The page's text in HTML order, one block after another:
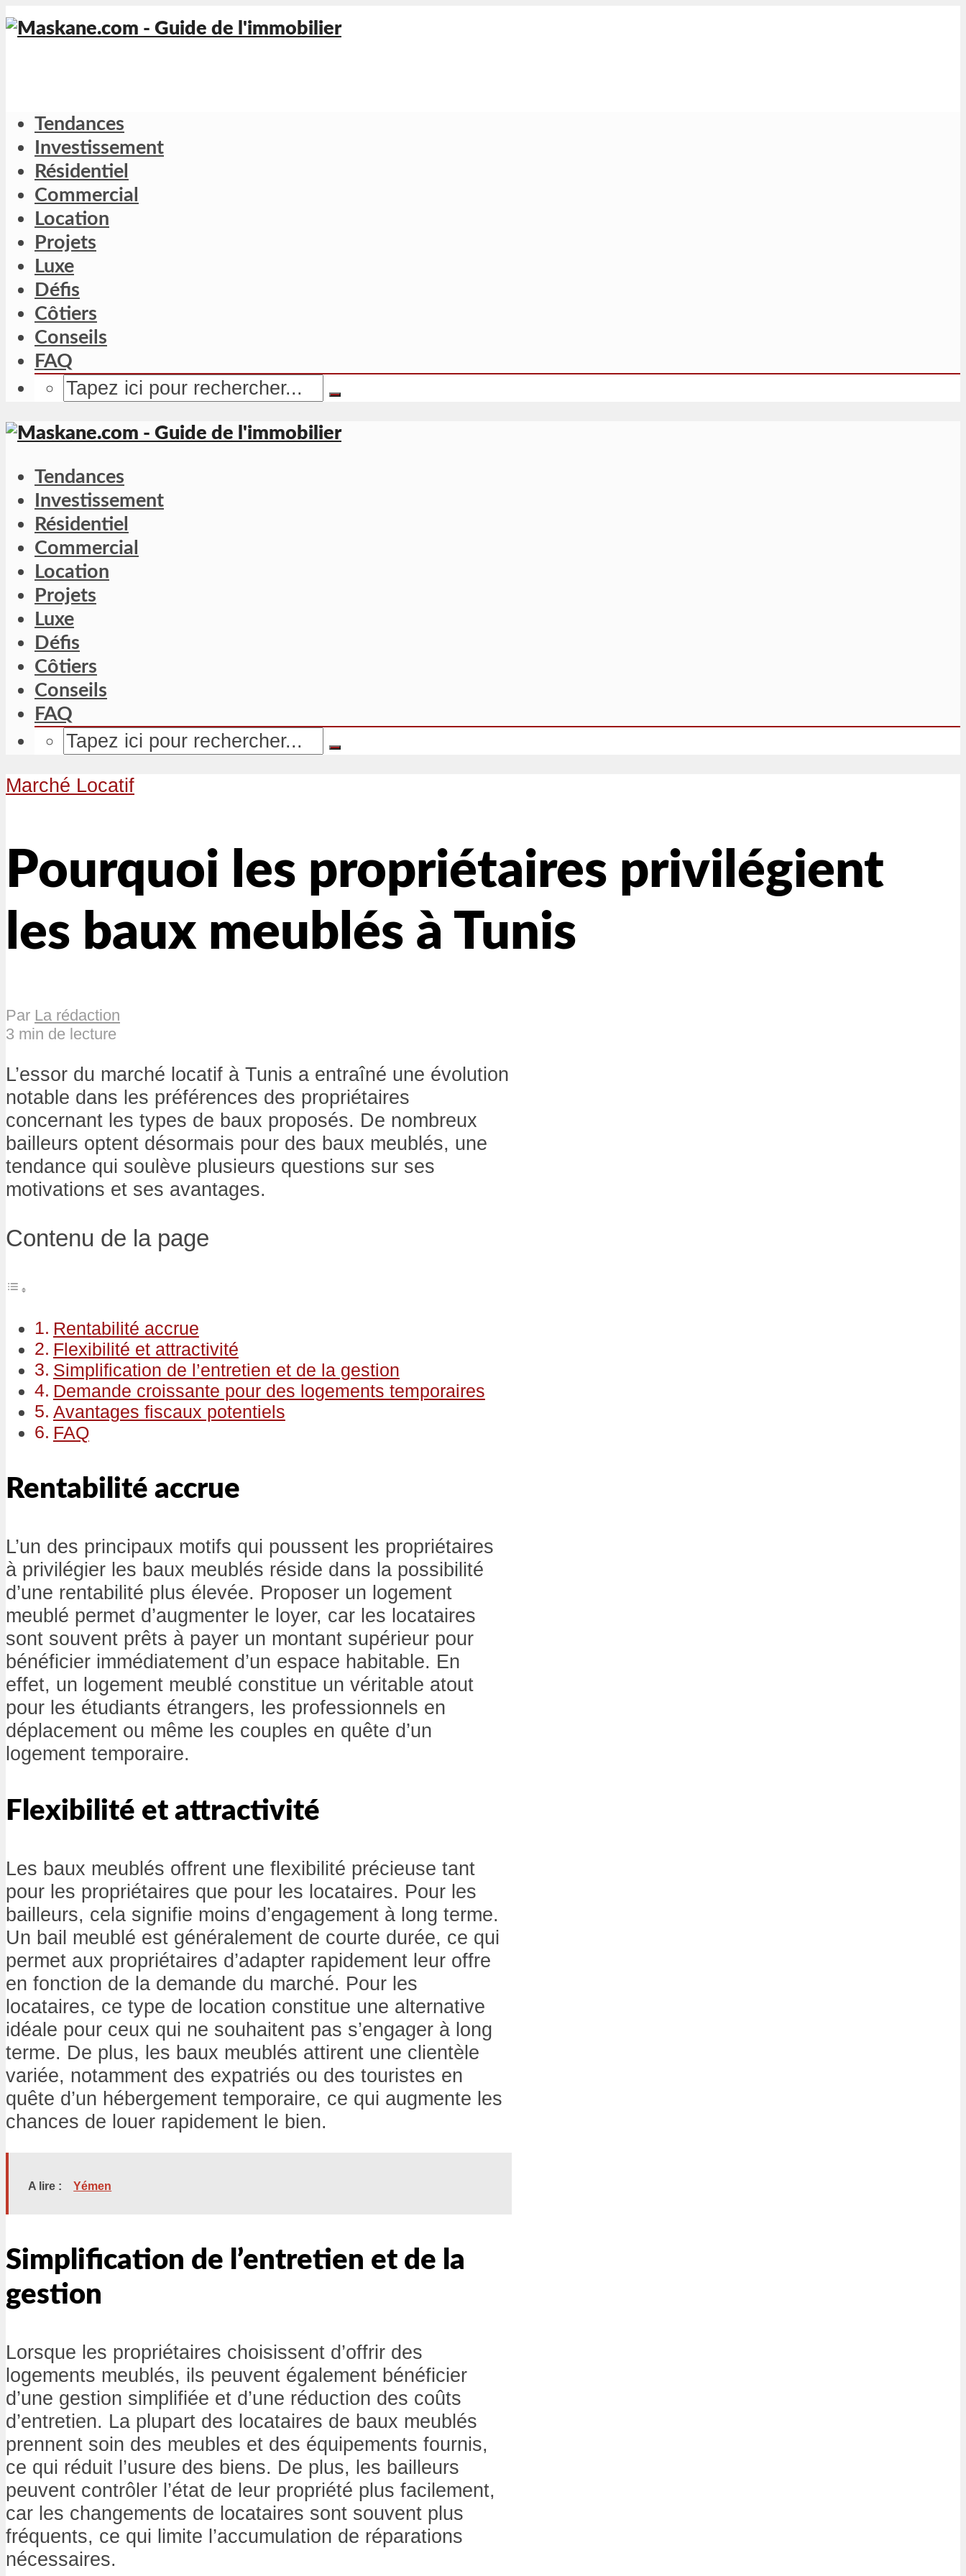
Tendances
Investissement
Résidentiel
Commercial
Location
Projets
Luxe
Défis
Côtiers
Conseils
FAQ
Tendances
Investissement
Résidentiel
Commercial
Location
Projets
Luxe
Défis
Côtiers
Conseils
FAQ
Marché Locatif
Pourquoi les propriétaires privilégient
les baux meublés à Tunis
Par La rédaction
3 min de lecture
L’essor du marché locatif à Tunis a entraîné une évolution
notable dans les préférences des propriétaires
concernant les types de baux proposés. De nombreux
bailleurs optent désormais pour des baux meublés, une
tendance qui soulève plusieurs questions sur ses
motivations et ses avantages.
Contenu de la page
Rentabilité accrue
Flexibilité et attractivité
Simplification de l’entretien et de la gestion
Demande croissante pour des logements temporaires
Avantages fiscaux potentiels
FAQ
Rentabilité accrue
L’un des principaux motifs qui poussent les propriétaires
à privilégier les baux meublés réside dans la possibilité
d’une rentabilité plus élevée. Proposer un logement
meublé permet d’augmenter le loyer, car les locataires
sont souvent prêts à payer un montant supérieur pour
bénéficier immédiatement d’un espace habitable. En
effet, un logement meublé constitue un véritable atout
pour les étudiants étrangers, les professionnels en
déplacement ou même les couples en quête d’un
logement temporaire.
Flexibilité et attractivité
Les baux meublés offrent une flexibilité précieuse tant
pour les propriétaires que pour les locataires. Pour les
bailleurs, cela signifie moins d’engagement à long terme.
Un bail meublé est généralement de courte durée, ce qui
permet aux propriétaires d’adapter rapidement leur offre
en fonction de la demande du marché. Pour les
locataires, ce type de location constitue une alternative
idéale pour ceux qui ne souhaitent pas s’engager à long
terme. De plus, les baux meublés attirent une clientèle
variée, notamment des expatriés ou des touristes en
quête d’un hébergement temporaire, ce qui augmente les
chances de louer rapidement le bien.
A lire : Yémen
Simplification de l’entretien et de la
gestion
Lorsque les propriétaires choisissent d’offrir des
logements meublés, ils peuvent également bénéficier
d’une gestion simplifiée et d’une réduction des coûts
d’entretien. La plupart des locataires de baux meublés
prennent soin des meubles et des équipements fournis,
ce qui réduit l’usure des biens. De plus, les bailleurs
peuvent contrôler l’état de leur propriété plus facilement,
car les changements de locataires sont souvent plus
fréquents, ce qui limite l’accumulation de réparations
nécessaires.